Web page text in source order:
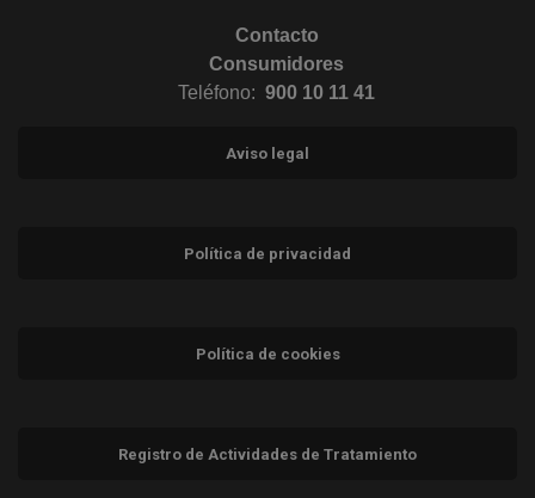
Contacto
Consumidores
Teléfono: 900 10 11 41
Aviso legal
Política de privacidad
Política de cookies
Registro de Actividades de Tratamiento